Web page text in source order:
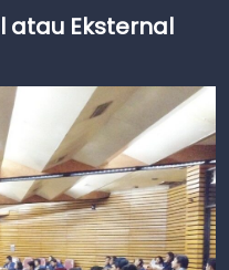
atau Eksternal